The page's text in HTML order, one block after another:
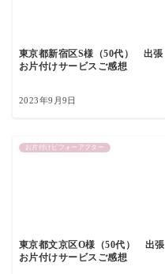
東京都新宿区S様（50代） 出張
お片付けサービスご感想
2023年9月9日
お片付けビフォーアフター
東京都文京区O様（50代） 出張
お片付けサービスご感想